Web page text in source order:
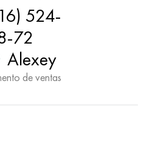
524-
72
Alexey
de ventas